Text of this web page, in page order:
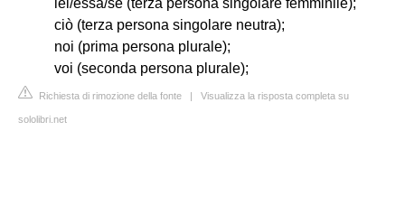
lei/essa/sé (terza persona singolare femminile);
ciò (terza persona singolare neutra);
noi (prima persona plurale);
voi (seconda persona plurale);
Richiesta di rimozione della fonte | Visualizza la risposta completa su
sololibri.net